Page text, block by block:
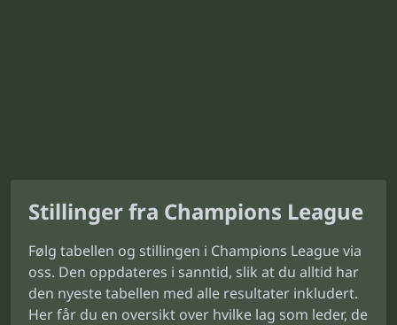
Stillinger fra Champions League
Følg tabellen og stillingen i Champions League via
oss. Den oppdateres i sanntid, slik at du alltid har
den nyeste tabellen med alle resultater inkludert.
Her får du en oversikt over hvilke lag som leder, de